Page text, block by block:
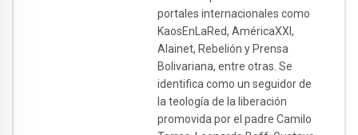
portales internacionales como
KaosEnLaRed, AméricaXXI,
Alainet, Rebelión y Prensa
Bolivariana, entre otras. Se
identifica como un seguidor de
la teología de la liberación
promovida por el padre Camilo